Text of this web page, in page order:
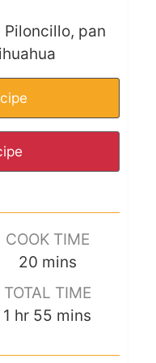
pan
COOK TIME
20 mins
TOTAL TIME
1 hr 55 mins